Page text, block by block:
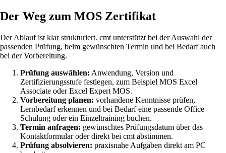
Der Weg zum MOS Zertifikat
Der Ablauf ist klar strukturiert. cmt unterstützt bei der Auswahl der
passenden Prüfung, beim gewünschten Termin und bei Bedarf auch
bei der Vorbereitung.
Prüfung auswählen: Anwendung, Version und
Zertifizierungsstufe festlegen, zum Beispiel MOS Excel
Associate oder Excel Expert MOS.
Vorbereitung planen: vorhandene Kenntnisse prüfen,
Lernbedarf erkennen und bei Bedarf eine passende Office
Schulung oder ein Einzeltraining buchen.
Termin anfragen: gewünschtes Prüfungsdatum über das
Kontaktformular oder direkt bei cmt abstimmen.
Prüfung absolvieren: praxisnahe Aufgaben direkt am PC